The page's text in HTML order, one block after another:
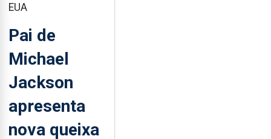
EUA
Pai de
Michael
Jackson
apresenta
nova queixa